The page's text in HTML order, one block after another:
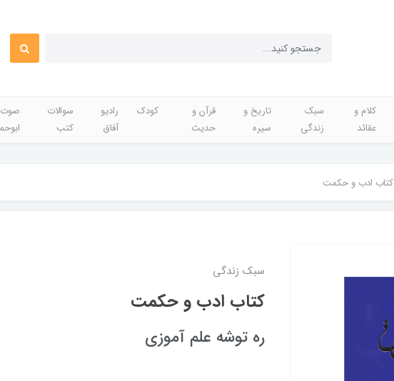
کلام و
عقائد
سبک
زندگی
تاریخ و
سیره
قرآن و
حدیث
کودک
رادیو
آفاق
سوالات
کتب
صوت
کتاب ادب و حکمت
سبک زندگی
کتاب ادب و حکمت
ره توشه علم آموزی